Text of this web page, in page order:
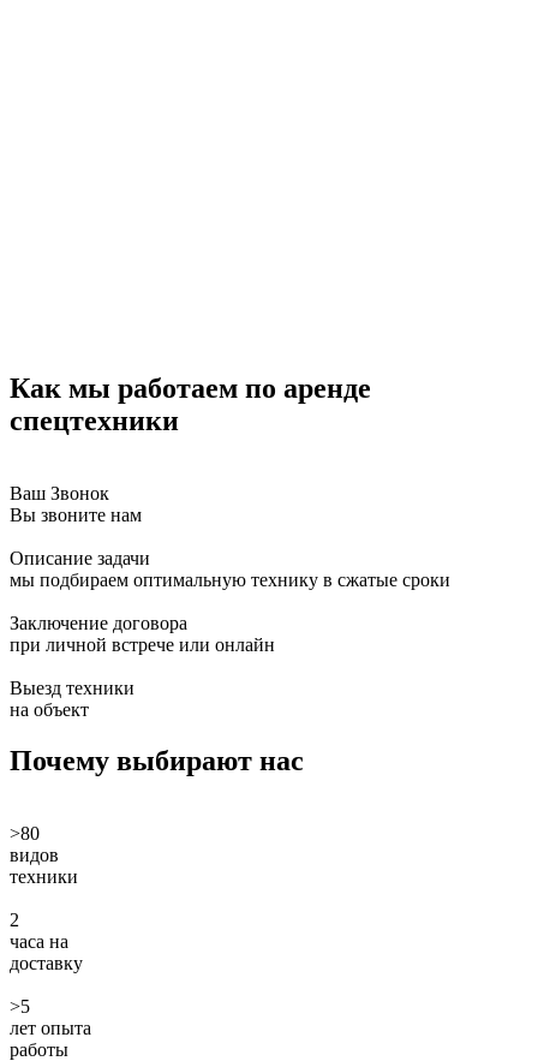
Как мы работаем по аренде
спецтехники
Ваш Звонок
Вы звоните нам
Описание задачи
мы подбираем оптимальную технику в сжатые сроки
Заключение договора
при личной встрече или онлайн
Выезд техники
на объект
Почему выбирают нас
>80
видов
техники
2
часа на
доставку
>5
лет опыта
работы